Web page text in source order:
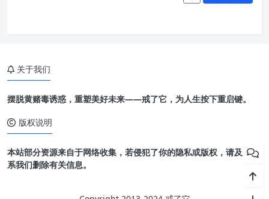
关于我们
摆脱黄赌毒诱惑，重塑美好未来——戒了它，为人生按下重启键。
版权说明
本站部分资源来自于网络收集，若侵犯了你的隐私或版权，请及时联
系我们删除有关信息。